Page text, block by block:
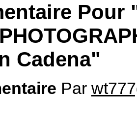
Pour
Cadena"
Par